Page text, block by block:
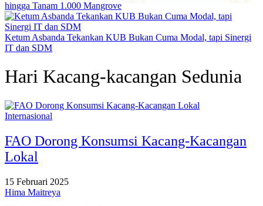
hingga Tanam 1.000 Mangrove
Ketum Asbanda Tekankan KUB Bukan Cuma Modal, tapi Sinergi
IT dan SDM
Hari Kacang-kacangan Sedunia
Internasional
FAO Dorong Konsumsi Kacang-Kacangan
Lokal
15 Februari 2025
Hima Maitreya